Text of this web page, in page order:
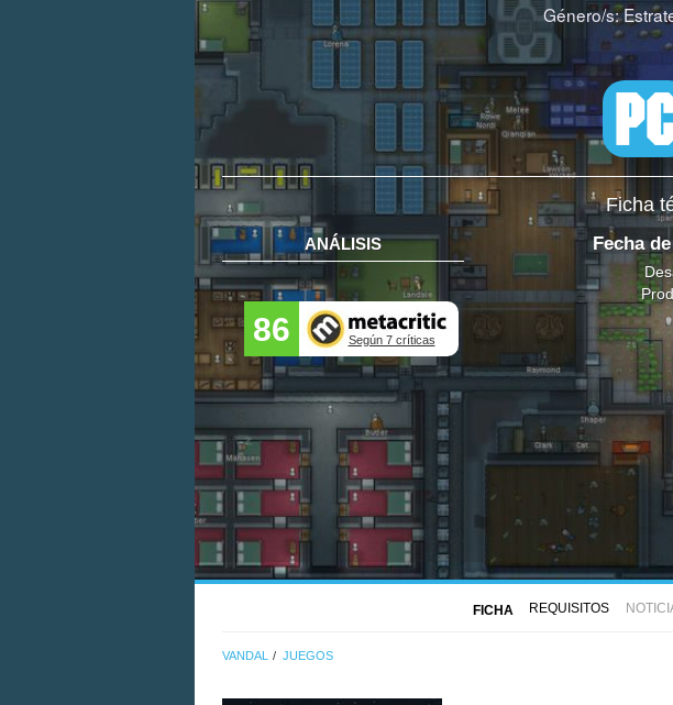
Género/s:
Ficha
ANÁLISIS
86 Según 7 críticas
Fecha
FICHA REQUISITOS
VANDAL JUEGOS